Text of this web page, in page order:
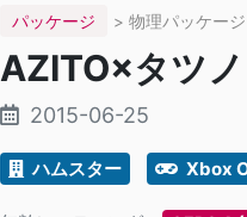
パッケージ > 物理パッケージ
AZITO×タツ
2015-06-25
ハムスター Xbox